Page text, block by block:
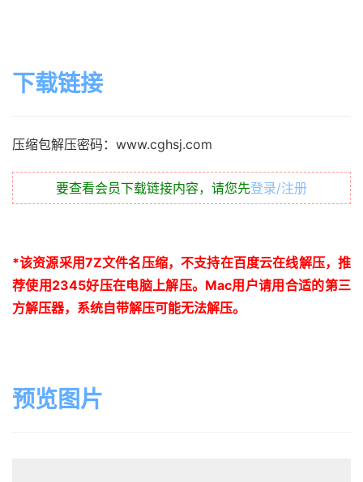
下载链接
压缩包解压密码：www.cghsj.com
要查看会员下载链接内容，请您先登录/注册
*该资源采用7Z文件名压缩，不支持在百度云在线解压，推
荐使用2345好压在电脑上解压。 Mac用户请用合适的第三
方解压器，系统自带解压可能无法解压。
预览图片